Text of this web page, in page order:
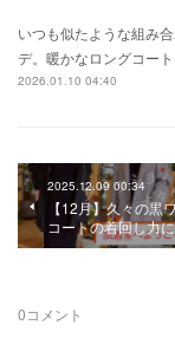
いつも似たような組み
デ。暖かなロングコー
2026.01.10 04:40
2025.12.09 00:34
【12月】久々の黒
コートの着回し力
0コメント